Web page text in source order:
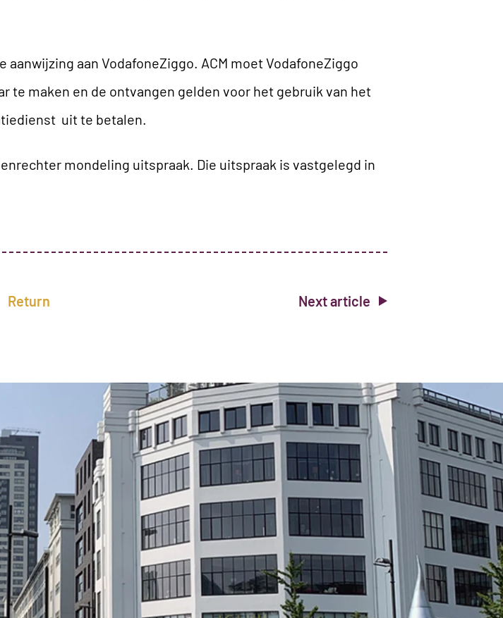
aan VodafoneZiggo. ACM moet VodafoneZiggo
te maken en de ontvangen gelden voor het gebruik van het
uit te betalen.
mondeling uitspraak. Die uitspraak is vastgelegd in
Return Next article